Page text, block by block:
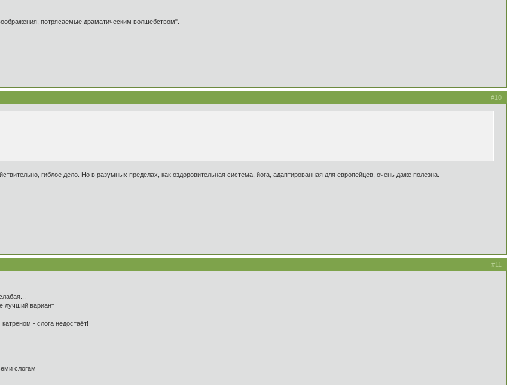
потрясаемые драматическим волшебством".
#10
гиблое дело. Но в разумных пределах, как оздоровительная система, йога, адаптированная для европейцев, очень даже полезна.
#11
лучший вариант
- слога недостаёт!
слогам